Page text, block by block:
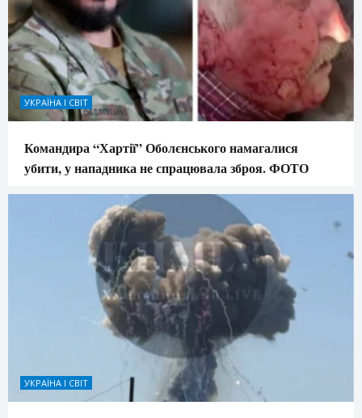
УКРАЇНА І СВІТ
Командира “Хартії” Оболєнського намагалися
убити, у нападника не спрацювала зброя. ФОТО
УКРАЇНА І СВІТ